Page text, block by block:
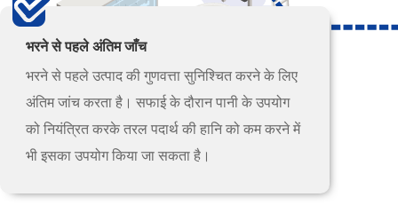
भरने से पहले अंतिम जाँच
भरने से पहले उत्पाद की गुणवत्ता सुनिश्चित करने के लिए
अंतिम जांच करता है। सफाई के दौरान पानी के उपयोग
को नियंत्रित करके तरल पदार्थ की हानि को कम करने में
भी इसका उपयोग किया जा सकता है।